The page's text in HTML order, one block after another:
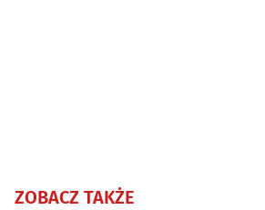
ZOBACZ TAKŻE